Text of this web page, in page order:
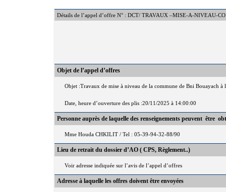
Détails de l’appel d’offre N° : DCT/ TRAVAUX –MISE-A-NIVEAU-
Objet de l’appel d’offres
Objet :Travaux de mise à niveau de la commune de Bni Bouayach
Date, heure d’ouverture des plis :20/11/2025 à 14:00:00
Personne auprès de laquelle des renseignements peuvent être
Mme Houda CHKILIT / Tel : 05-39-94-32-88/90
Lieu de retrait du dossier d’AO ( CPS, Règlement..)
Voir adresse indiquée sur l’avis de l’appel d’offres
Adresse à laquelle les offres doivent être envoyées